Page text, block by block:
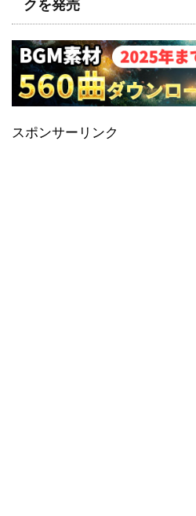
クを発売
スポンサーリンク